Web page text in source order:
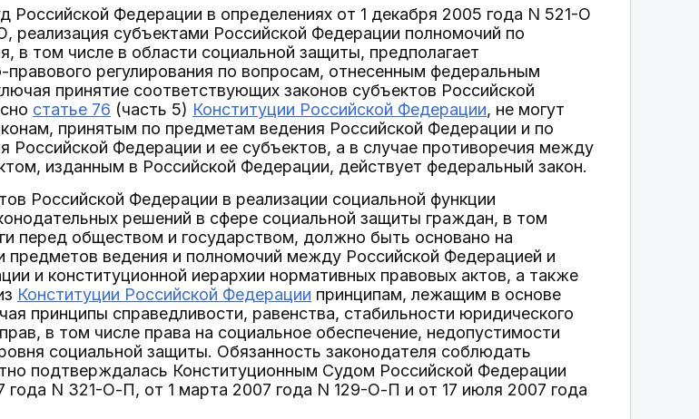
Российской Федерации в определениях от 1 декабря 2005 года N 521-О
реализация субъектами Российской Федерации полномочий по
в том числе в области социальной защиты, предполагает
регулирования по вопросам, отнесенным федеральным
принятие соответствующих законов субъектов Российской
статье 76 (часть 5) Конституции Российской Федерации, не могут
принятым по предметам ведения Российской Федерации и по
Российской Федерации и ее субъектов, а в случае противоречия между
изданным в Российской Федерации, действует федеральный закон.
Российской Федерации в реализации социальной функции
решений в сфере социальной защиты граждан, в том
перед обществом и государством, должно быть основано на
предметов ведения и полномочий между Российской Федерацией и
и конституционной иерархии нормативных правовых актов, а также
Конституции Российской Федерации принципам, лежащим в основе
принципы справедливости, равенства, стабильности юридического
в том числе права на социальное обеспечение, недопустимости
социальной защиты. Обязанность законодателя соблюдать
подтверждалась Конституционным Судом Российской Федерации
года N 321-О-П, от 1 марта 2007 года N 129-О-П и от 17 июля 2007 года